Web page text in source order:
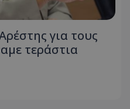
για τους
τεράστια
Microsoft Corporation